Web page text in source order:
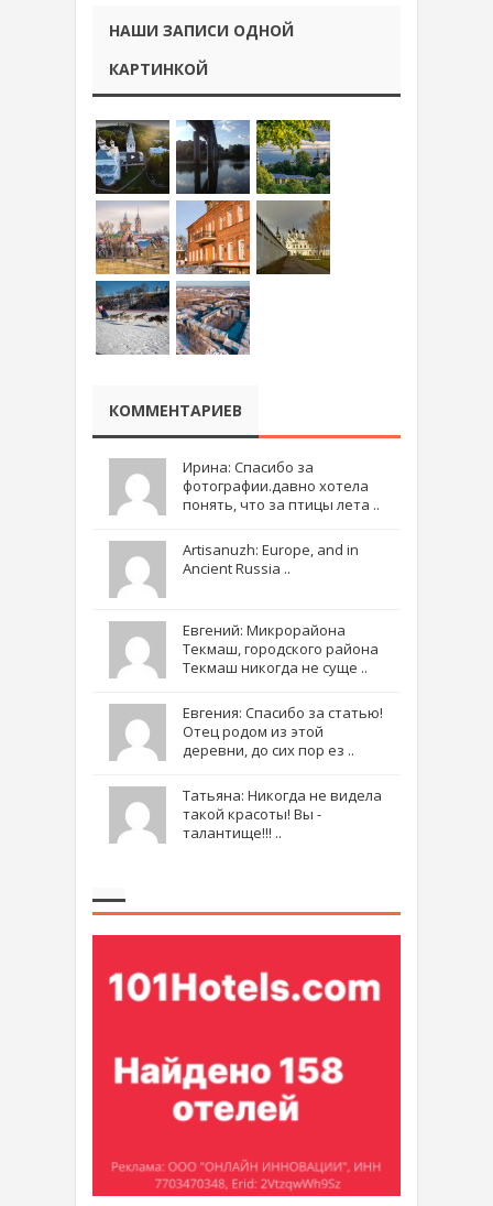
НАШИ ЗАПИСИ ОДНОЙ
КАРТИНКОЙ
КОММЕНТАРИЕВ
Ирина: Спасибо за
фотографии.давно хотела
понять, что за птицы лета ..
Artisanuzh: Europe, and in
Ancient Russia ..
Евгений: Микрорайона
Текмаш, городского района
Текмаш никогда не суще ..
Евгения: Спасибо за статью!
Отец родом из этой
деревни, до сих пор ез ..
Татьяна: Никогда не видела
такой красоты! Вы -
талантище!!! ..